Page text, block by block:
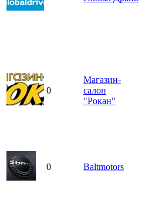
0
Магазин-
салон
"Рокан"
0 Baltmotors